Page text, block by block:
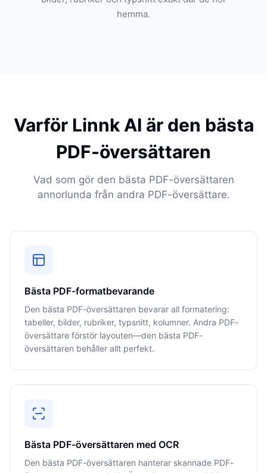
hemma.
Varför Linnk AI är den bästa
PDF-översättaren
Vad som gör den bästa PDF-översättaren
annorlunda från andra PDF-översättare.
Bästa PDF-formatbevarande
Den bästa PDF-översättaren bevarar all formatering:
tabeller, bilder, rubriker, typsnitt, kolumner. Andra PDF-
översättare förstör layouten—den bästa PDF-
översättaren behåller allt perfekt.
Bästa PDF-översättaren med OCR
Den bästa PDF-översättaren hanterar skannade PDF-